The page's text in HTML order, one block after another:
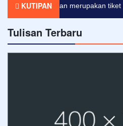
KUTIPAN
Pendidikan merupakan tiket
Tulisan Terbaru